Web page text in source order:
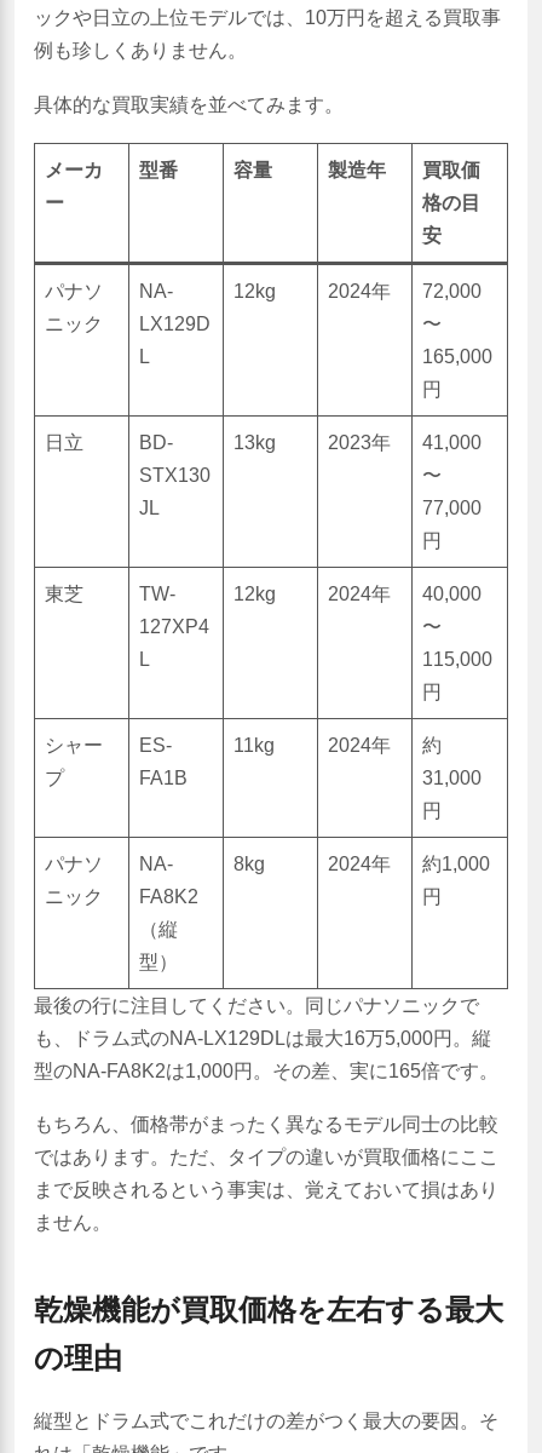
ックや日立の上位モデルでは、10万円を超える買取事
例も珍しくありません。
具体的な買取実績を並べてみます。
メーカ
ー
型番 容量 製造年
買取価
格の目
安
パナソ
ニック
NA-
LX129D
L
12kg 2024年
72,000
〜
165,000
円
日立
BD-
STX130
JL
13kg 2023年
41,000
〜
77,000
円
東芝
TW-
127XP4
L
12kg 2024年
40,000
〜
115,000
円
シャー
プ
ES-
FA1B
11kg 2024年
約
31,000
円
パナソ
ニック
NA-
FA8K2
（縦
型）
8kg 2024年
約1,000
円
最後の行に注目してください。同じパナソニックで
も、ドラム式のNA-LX129DLは最大16万5,000円。縦
型のNA-FA8K2は1,000円。その差、実に165倍です。
もちろん、価格帯がまったく異なるモデル同士の比較
ではあります。ただ、タイプの違いが買取価格にここ
まで反映されるという事実は、覚えておいて損はあり
ません。
乾燥機能が買取価格を左右する最大
の理由
縦型とドラム式でこれだけの差がつく最大の要因。そ